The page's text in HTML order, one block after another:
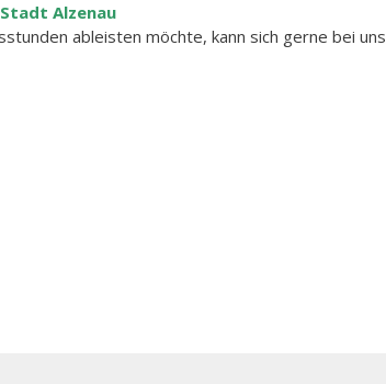
Alzenau
ableisten möchte, kann sich gerne bei uns